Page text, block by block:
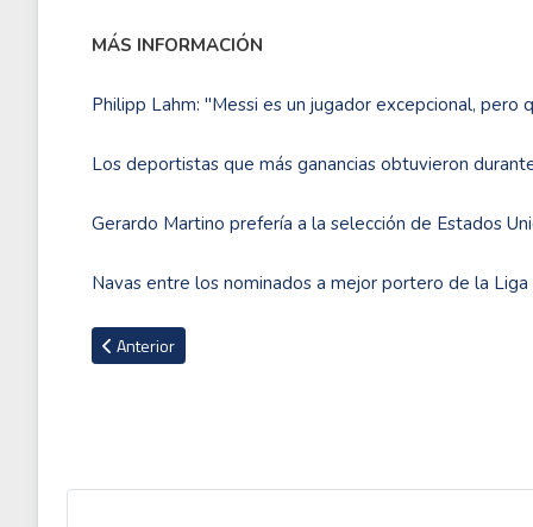
MÁS INFORMACIÓN
Philipp Lahm: "Messi es un jugador excepcional,
Los deportistas que más ganancias obtuvieron
Gerardo Martino prefería a la selección de Estados
Navas entre los nominados a mejor portero de la Liga
Artículo anterior: Celta gana con Patrick Sequeira en la banca
Anterior